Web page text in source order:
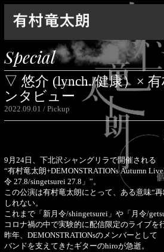
Top
News
Live
Media
Profile
Goods
Contact
Special
Special
▽ 悠介 (lynch./健康）× 有
ンタビュー
2022.09.01 Pickup
9月24日、下北沢シャングリラで開催される
“有村竜太朗+DEMONSTRATIONs Autumn
令 27.8/singetsurei 27.8」”。
この公演は有村竜太朗にとって、ある意味“
しれない。
これまで「新月令/shingetsurei」や「月令/
コロナ禍の中で実験的に配信限定のライブを
昨年、DEMONSTRATIONsのメンバーとして
バンドを支えてきたギターのhiroが急逝。